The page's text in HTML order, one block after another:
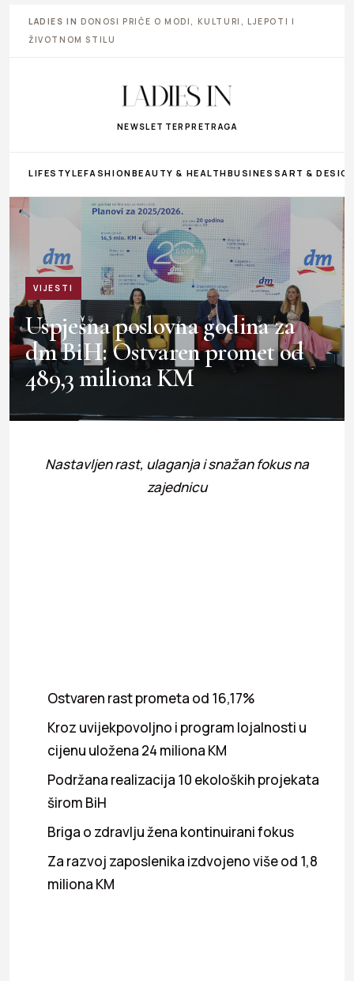
LADIES IN DONOSI PRIČE O MODI, KULTURI, LJEPOTI I
ŽIVOTNOM STILU
NEWSLETTER PRETRAGA
LIFESTYLEFASHIONBEAUTY & HEALTHBUSINESS ART &
VIJESTI
Uspješna poslovna godina za
dm BiH: Ostvaren promet od
489,3 miliona KM
Nastavljen rast, ulaganja i snažan fokus na
zajednicu
Ostvaren rast prometa od 16,17%
Kroz uvijekpovoljno i program lojalnosti u
cijenu uložena 24 miliona KM
Podržana realizacija 10 ekoloških projekata
širom BiH
Briga o zdravlju žena kontinuirani fokus
Za razvoj zaposlenika izdvojeno više od 1,8
miliona KM